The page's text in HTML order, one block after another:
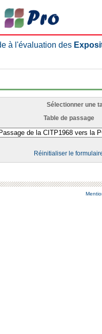
à l'évaluation des
Sélectionner une
Table de passage
Réinitialiser le